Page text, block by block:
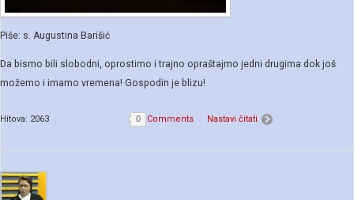
Piše: s. Augustina Barišić
Da bismo bili slobodni, oprostimo i trajno opraštajmo jedni drugima dok još
možemo i imamo vremena! Gospodin je blizu!
Comments Nastavi čitati
Hitova: 2063 0